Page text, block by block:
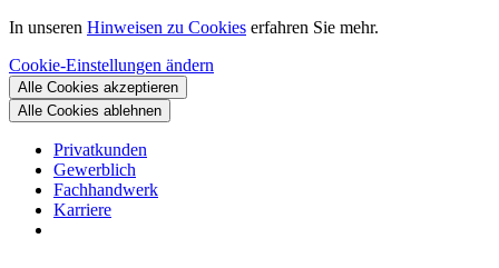
In unseren Hinweisen zu Cookies erfahren Sie mehr.
Cookie-Einstellungen ändern
Alle Cookies akzeptieren
Alle Cookies ablehnen
Privatkunden
Gewerblich
Fachhandwerk
Karriere